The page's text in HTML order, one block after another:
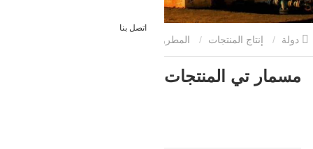
اتصل بنا
إنتاج المنتجات المطروقات الزيتية
مسمار تي المنتجات